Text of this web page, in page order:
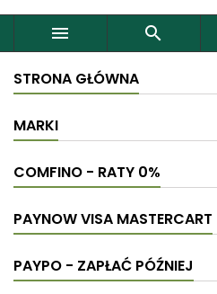
 
STRONA GŁÓWNA
MARKI
COMFINO - RATY 0%
PAYNOW VISA MASTERCART
PAYPO - ZAPŁAĆ PÓŹNIEJ
Anuluj